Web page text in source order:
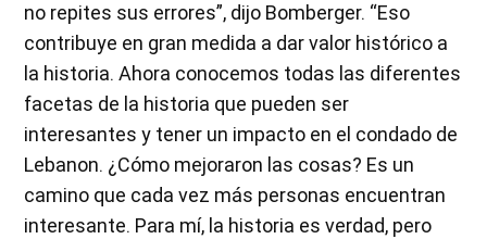
no repites sus errores”, dijo Bomberger. “Eso
contribuye en gran medida a dar valor histórico a
la historia. Ahora conocemos todas las diferentes
facetas de la historia que pueden ser
interesantes y tener un impacto en el condado de
Lebanon. ¿Cómo mejoraron las cosas? Es un
camino que cada vez más personas encuentran
interesante. Para mí, la historia es verdad, pero